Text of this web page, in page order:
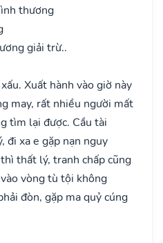
thương
giải trừ..
Xuất hành vào giờ này
may, rất nhiều người mất
tìm lại được. Cầu tài
đi xa e gặp nạn nguy
thất lý, tranh chấp cũng
vòng tù tội không
đòn, gặp ma quỷ cúng